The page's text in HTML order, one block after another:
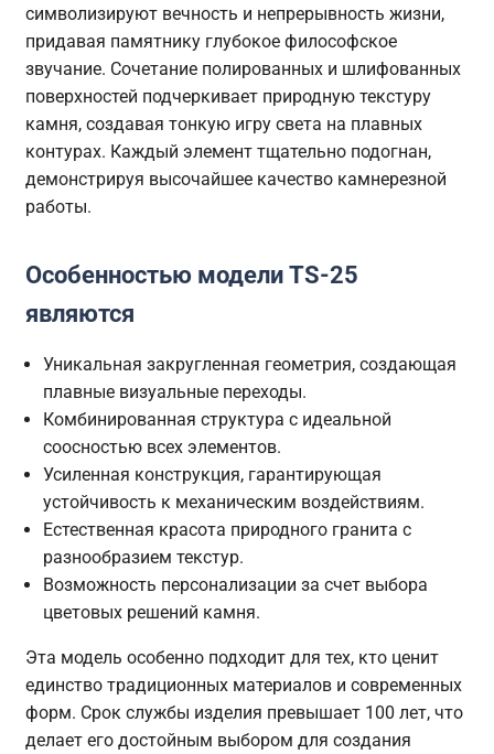
символизируют вечность и непрерывность жизни,
придавая памятнику глубокое философское
звучание. Сочетание полированных и шлифованных
поверхностей подчеркивает природную текстуру
камня, создавая тонкую игру света на плавных
контурах. Каждый элемент тщательно подогнан,
демонстрируя высочайшее качество камнерезной
работы.
Особенностью модели TS-25
являются
Уникальная закругленная геометрия, создающая
плавные визуальные переходы.
Комбинированная структура с идеальной
соосностью всех элементов.
Усиленная конструкция, гарантирующая
устойчивость к механическим воздействиям.
Естественная красота природного гранита с
разнообразием текстур.
Возможность персонализации за счет выбора
цветовых решений камня.
Эта модель особенно подходит для тех, кто ценит
единство традиционных материалов и современных
форм. Срок службы изделия превышает 100 лет, что
делает его достойным выбором для создания